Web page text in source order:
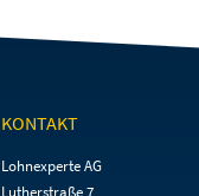
KONTAKT
Lohnexperte AG
Lutherstraße 7